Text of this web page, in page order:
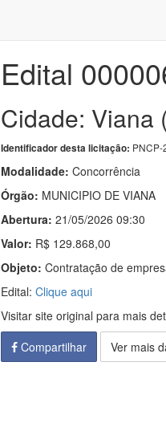
Edital
Cidade: Viana
Identificador desta licitação:
Modalidade: Concorrência
Órgão: MUNICIPIO DE VIANA
Abertura: 21/05/2026 09:30
Valor: R$ 129.868,00
Objeto: Contratação de
Edital: Clique aqui
Visitar site original para mais
Compartilhar
Ver mais